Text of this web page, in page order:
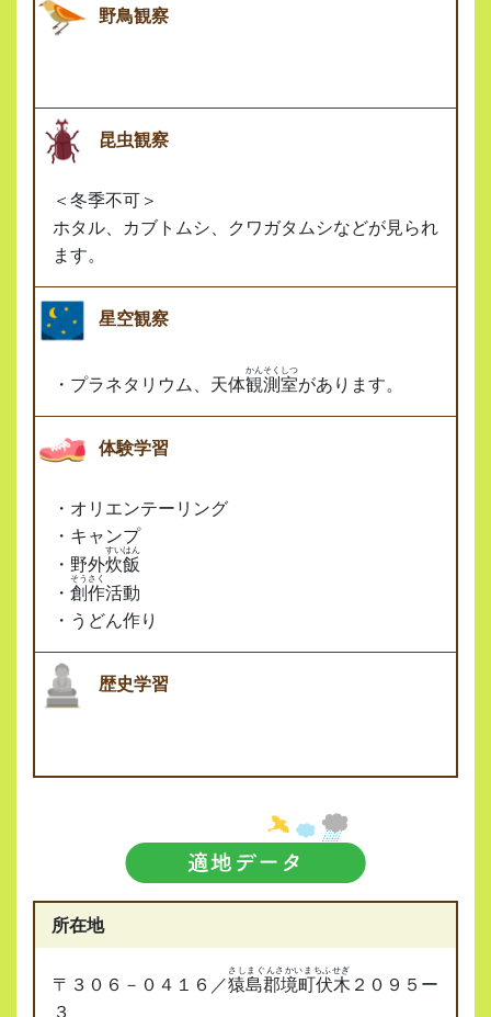
野鳥観察
昆虫観察
＜冬季不可＞
ホタル、カブトムシ、クワガタムシなどが見られ
ます。
星空観察
・プラネタリウム、天体観測室
かんそくしつ
があります。
体験学習
・オリエンテーリング
・キャンプ
・野外炊飯
すいはん
・ 創作
そうさく
活動
・うどん作り
歴史学習
所在地
〒３０６－０４１６／猿島郡境町伏木
さしまぐんさかいまちふせぎ
２０９５ー
３